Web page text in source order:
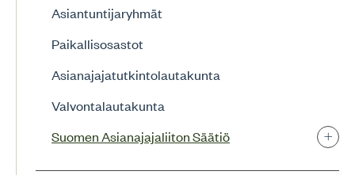
Asiantuntijaryhmät
Paikallisosastot
Asianajajatutkintolautakunta
Valvontalautakunta
Suomen Asianajajaliiton Säätiö